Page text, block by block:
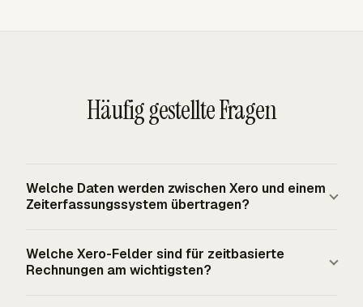
Häufig gestellte Fragen
Welche Daten werden zwischen Xero und einem
Zeiterfassungssystem übertragen?
Zeitsystem, Rechnungsdaten aus abrechenbarer Zeit und
Ausgaben zurück zu Xero sowie Rechnungsstatusdaten
Welche Xero-Felder sind für zeitbasierte
Rechnungen am wichtigsten?